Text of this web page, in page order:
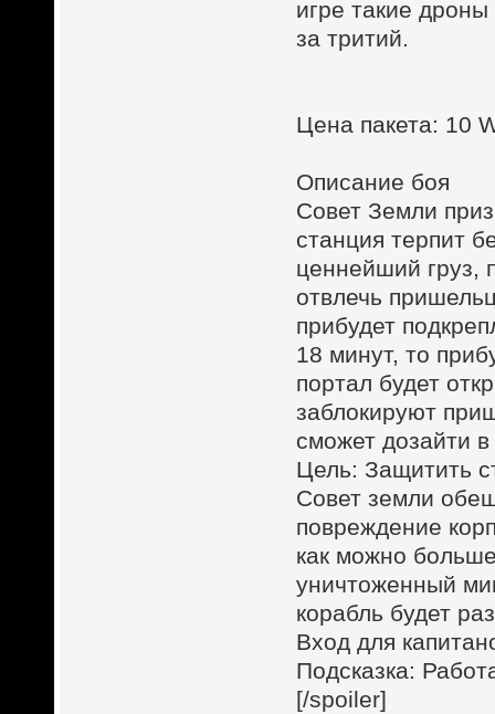
игре такие
за тритий.
Цена пакета: 10
Описание боя
Совет Земли
станция терпит
ценнейший груз,
отвлечь
прибудет
18 минут, то
портал будет
заблокируют
сможет дозайти
Цель: Защитить
Совет земли
повреждение
как можно
уничтоженный
корабль будет
Вход для
Подсказка:
[/spoiler]